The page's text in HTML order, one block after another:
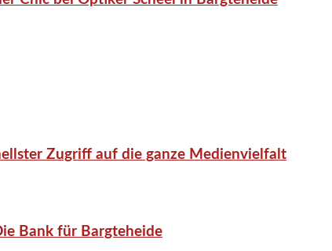
Zugriff auf die ganze Medienvielfalt
Bank für Bargteheide